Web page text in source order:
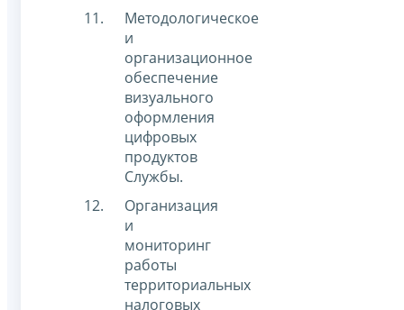
Методологическое
и
организационное
обеспечение
визуального
оформления
цифровых
продуктов
Службы.
Организация
и
мониторинг
работы
территориальных
налоговых